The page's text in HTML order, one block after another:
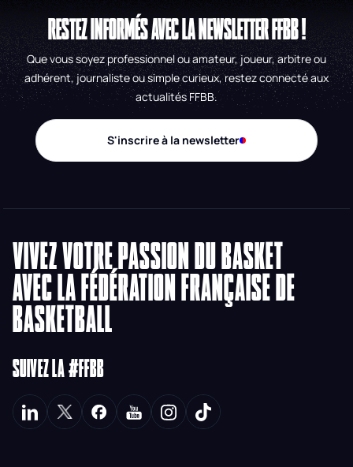
RESTEZ INFORMÉS AVEC LA NEWSLETTER FFBB !
Que vous soyez professionnel ou amateur, joueur, arbitre ou
adhérent, journaliste ou simple curieux, restez connecté aux
actualités FFBB.
S'inscrire à la newsletter
VIVEZ VOTRE PASSION DU BASKET
AVEC LA FÉDÉRATION FRANÇAISE DE
BASKETBALL
SUIVEZ LA #FFBB